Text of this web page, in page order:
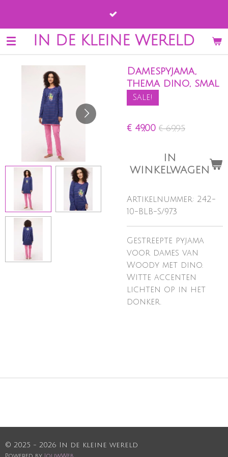
naar
de
IN DE KLEINE WERELD
Damespyjama,
thema dino, smal
Sale!
€ 49,00 € 69,95
IN
WINKELWAGEN
Artikelnummer: 242-
10-BLB-S/973
Gestreepte pyjama
voor dames van
Woody met dino.
Witte accenten
lichten op in het
donker.
© 2025 - 2026 In de kleine wereld